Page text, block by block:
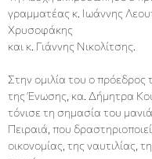
γραμματέας κ. Ιωάννης
Χρυσοφάκης
και κ. Γιάννης Νικολίτσης.
Στην ομιλία του ο
της Ένωσης, κα. Δήμητρα
τόνισε τη σημασία του
Πειραιά, που
οικονομίας, της ναυτιλίας,